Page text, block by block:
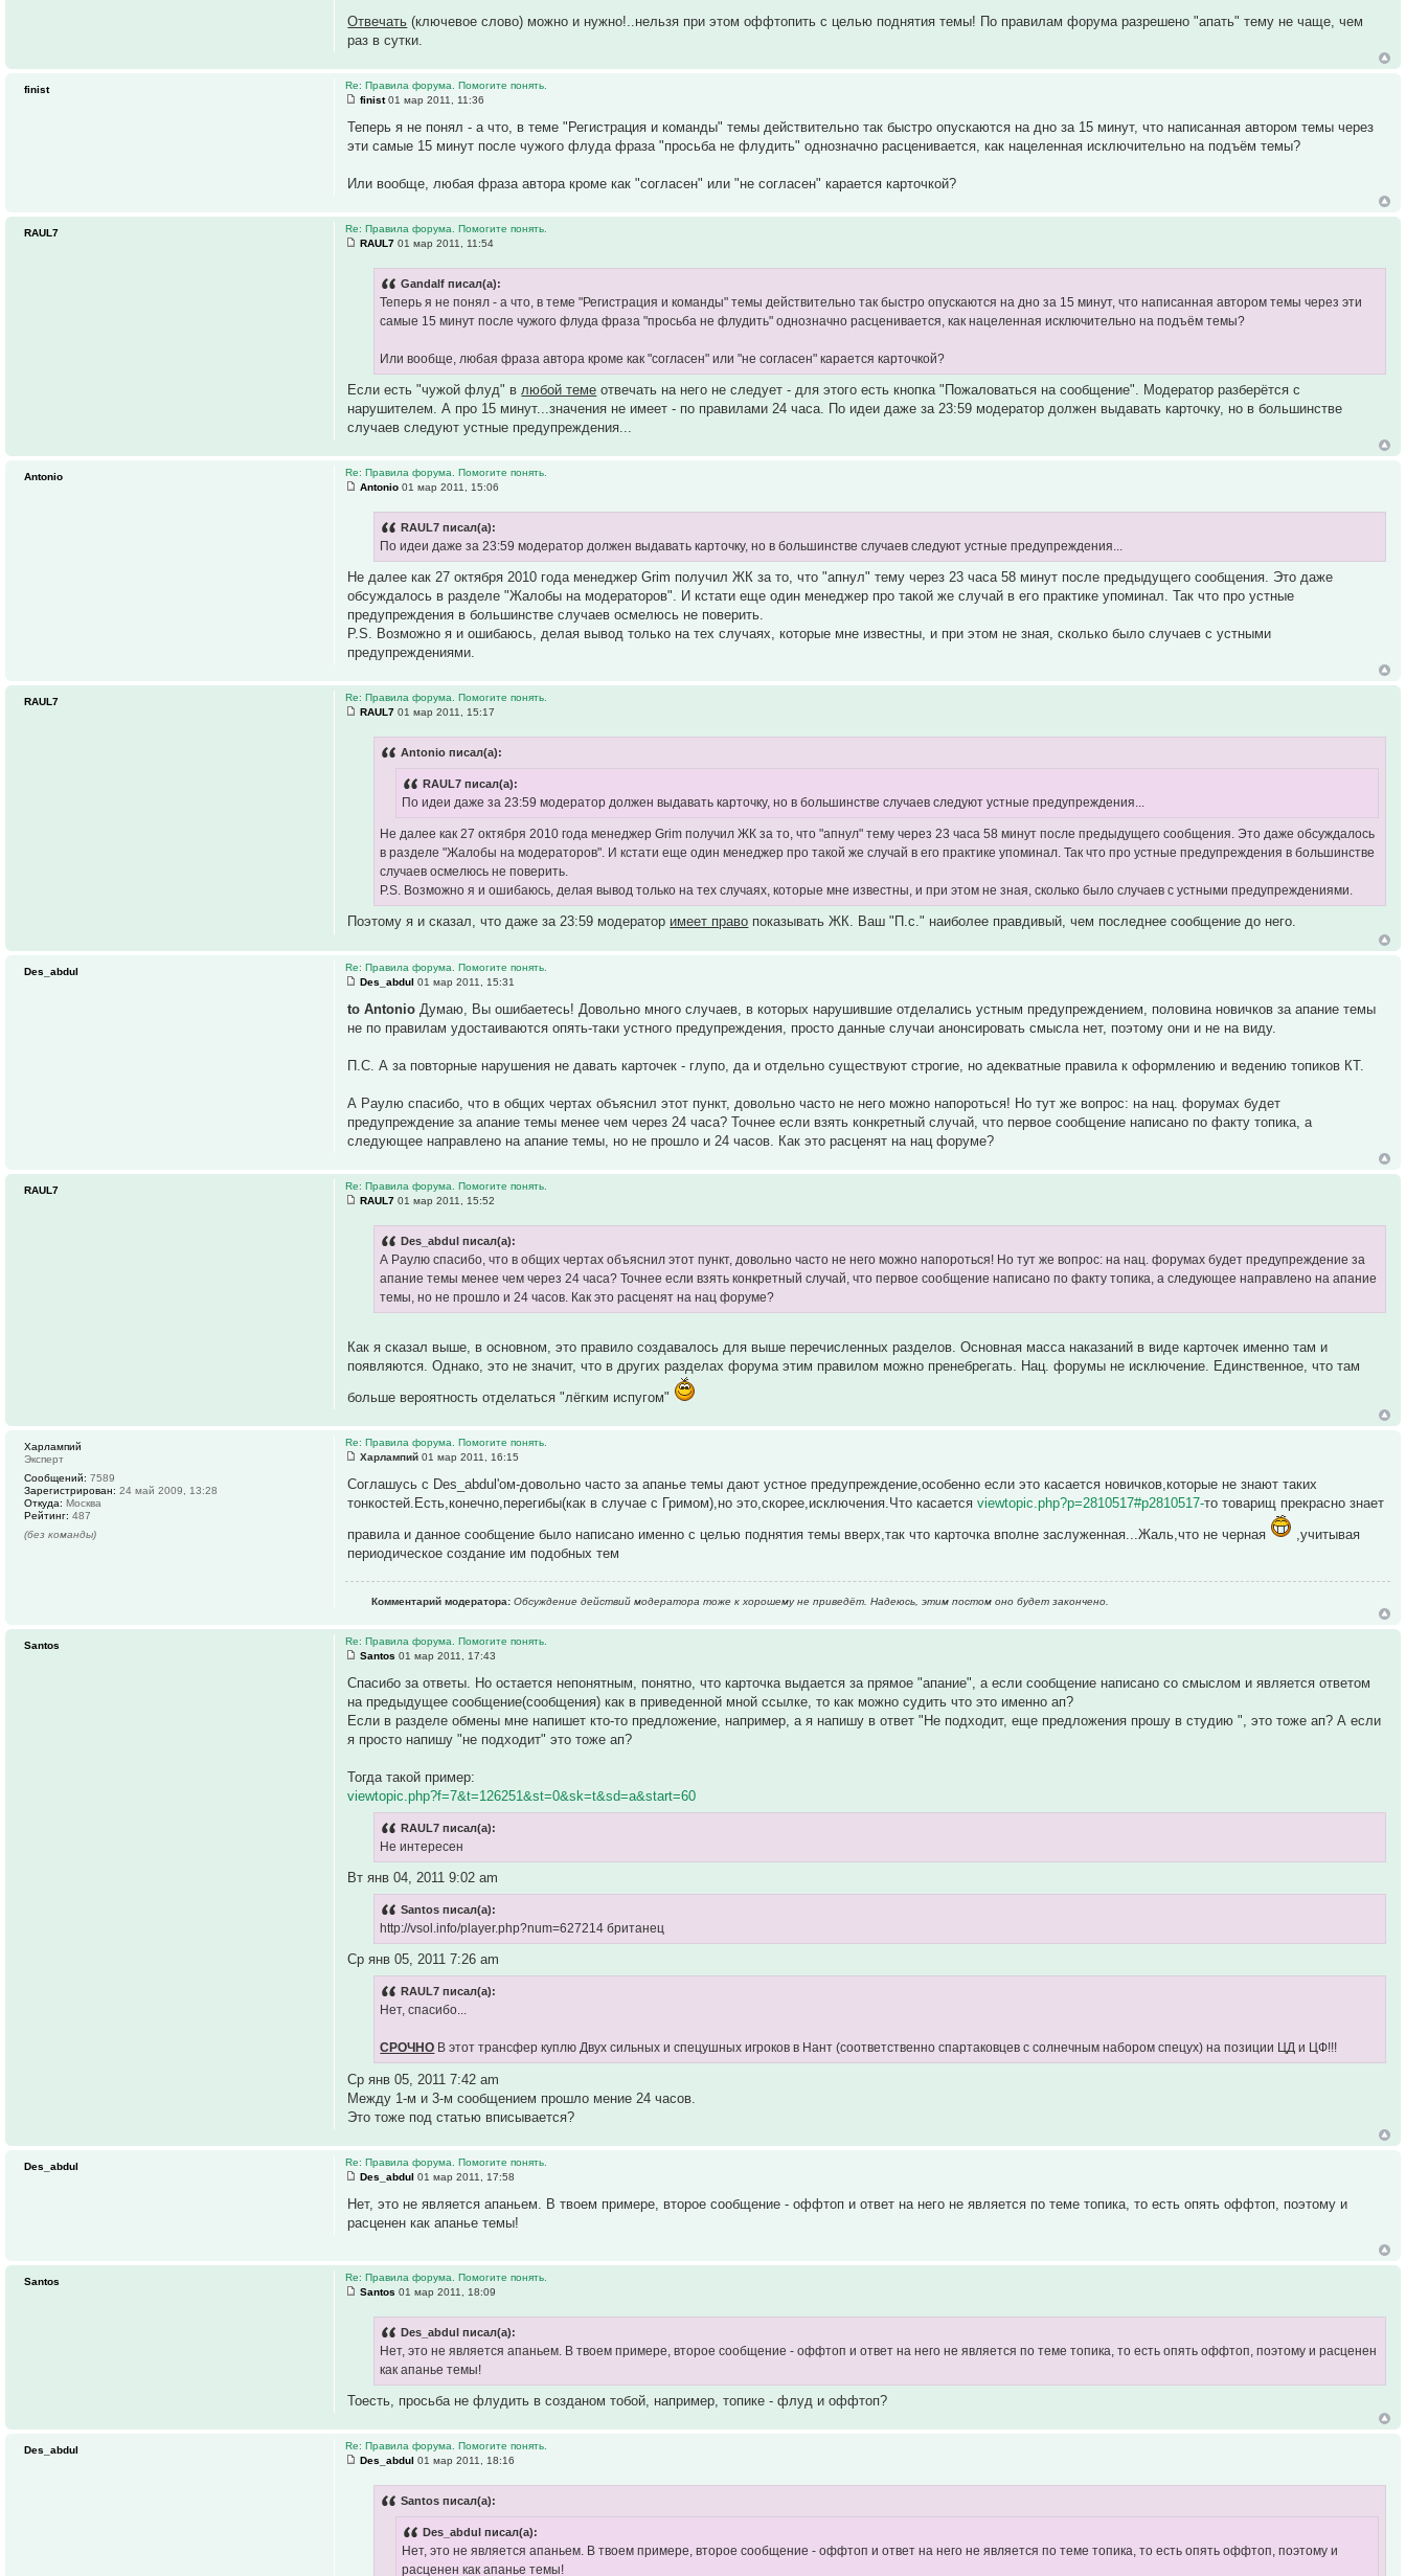
Отвечать (ключевое слово) можно и нужно!..нельзя при этом оффтопить с целью поднятия темы! По правилам форума разрешено "апать" тему не чаще, чем
раз в сутки.
Re: Правила форума. Помогите понять.
finist01 мар 2011, 11:36
Теперь я не понял - а что, в теме "Регистрация и команды" темы действительно так быстро опускаются на дно за 15 минут, что написанная автором темы через
эти самые 15 минут после чужого флуда фраза "просьба не флудить" однозначно расценивается, как нацеленная исключительно на подъём темы?
Или вообще, любая фраза автора кроме как "согласен" или "не согласен" карается карточкой?
finist
Re: Правила форума. Помогите понять.
RAUL7 01 мар 2011, 11:54
Gandalf писал(а):
Теперь я не понял - а что, в теме "Регистрация и команды" темы действительно так быстро опускаются на дно за 15 минут, что написанная автором темы через эти
самые 15 минут после чужого флуда фраза "просьба не флудить" однозначно расценивается, как нацеленная исключительно на подъём темы?
Или вообще, любая фраза автора кроме как "согласен" или "не согласен" карается карточкой?
Если есть "чужой флуд" в любой теме отвечать на него не следует - для этого есть кнопка "Пожаловаться на сообщение". Модератор разберётся с
нарушителем. А про 15 минут...значения не имеет - по правилами 24 часа. По идеи даже за 23:59 модератор должен выдавать карточку, но в большинстве
случаев следуют устные предупреждения...
RAUL7
Re: Правила форума. Помогите понять.
Antonio 01 мар 2011, 15:06
RAUL7 писал(а):
По идеи даже за 23:59 модератор должен выдавать карточку, но в большинстве случаев следуют устные предупреждения...
Не далее как 27 октября 2010 года менеджер Grim получил ЖК за то, что "апнул" тему через 23 часа 58 минут после предыдущего сообщения. Это даже
обсуждалось в разделе "Жалобы на модераторов". И кстати еще один менеджер про такой же случай в его практике упоминал. Так что про устные
предупреждения в большинстве случаев осмелюсь не поверить.
P.S. Возможно я и ошибаюсь, делая вывод только на тех случаях, которые мне известны, и при этом не зная, сколько было случаев с устными
предупреждениями.
Antonio
Re: Правила форума. Помогите понять.
RAUL7 01 мар 2011, 15:17
Antonio писал(а):
RAUL7 писал(а):
По идеи даже за 23:59 модератор должен выдавать карточку, но в большинстве случаев следуют устные предупреждения...
Не далее как 27 октября 2010 года менеджер Grim получил ЖК за то, что "апнул" тему через 23 часа 58 минут после предыдущего сообщения. Это даже обсуждалось
в разделе "Жалобы на модераторов". И кстати еще один менеджер про такой же случай в его практике упоминал. Так что про устные предупреждения в большинстве
случаев осмелюсь не поверить.
P.S. Возможно я и ошибаюсь, делая вывод только на тех случаях, которые мне известны, и при этом не зная, сколько было случаев с устными предупреждениями.
Поэтому я и сказал, что даже за 23:59 модератор имеет право показывать ЖК. Ваш "П.с." наиболее правдивый, чем последнее сообщение до него.
RAUL7
Re: Правила форума. Помогите понять.
Des_abdul 01 мар 2011, 15:31
to Antonio Думаю, Вы ошибаетесь! Довольно много случаев, в которых нарушившие отделались устным предупреждением, половина новичков за апание темы
не по правилам удостаиваются опять-таки устного предупреждения, просто данные случаи анонсировать смысла нет, поэтому они и не на виду.
П.С. А за повторные нарушения не давать карточек - глупо, да и отдельно существуют строгие, но адекватные правила к оформлению и ведению топиков КТ.
А Раулю спасибо, что в общих чертах объяснил этот пункт, довольно часто не него можно напороться! Но тут же вопрос: на нац. форумах будет
предупреждение за апание темы менее чем через 24 часа? Точнее если взять конкретный случай, что первое сообщение написано по факту топика, а
следующее направлено на апание темы, но не прошло и 24 часов. Как это расценят на нац форуме?
Des_abdul
Re: Правила форума. Помогите понять.
RAUL7 01 мар 2011, 15:52
Des_abdul писал(а):
А Раулю спасибо, что в общих чертах объяснил этот пункт, довольно часто не него можно напороться! Но тут же вопрос: на нац. форумах будет предупреждение за
апание темы менее чем через 24 часа? Точнее если взять конкретный случай, что первое сообщение написано по факту топика, а следующее направлено на апание
темы, но не прошло и 24 часов. Как это расценят на нац форуме?
Как я сказал выше, в основном, это правило создавалось для выше перечисленных разделов. Основная масса наказаний в виде карточек именно там и
появляются. Однако, это не значит, что в других разделах форума этим правилом можно пренебрегать. Нац. форумы не исключение. Единственное, что там
больше вероятность отделаться "лёгким испугом"
RAUL7
Re: Правила форума. Помогите понять.
Харлампий 01 мар 2011, 16:15
Соглашусь с Des_abdul'ом-довольно часто за апанье темы дают устное предупреждение,особенно если это касается новичков,которые не знают таких
тонкостей.Есть,конечно,перегибы(как в случае с Гримом),но это,скорее,исключения.Что касаетсяviewtopic.php?p=2810517#p2810517-то товарищ прекрасно знает
правила и данное сообщение было написано именно с целью поднятия темы вверх,так что карточка вполне заслуженная...Жаль,что не черная
,учитывая
периодическое создание им подобных тем
Комментарий модератора: Обсуждение действий модератора тоже к хорошему не приведёт. Надеюсь, этим постом оно будет закончено.
Харлампий
Эксперт
Сообщений: 7589
Зарегистрирован: 24 май 2009, 13:28
Откуда: Москва
Рейтинг: 487
(без команды)
Re: Правила форума. Помогите понять.
Santos 01 мар 2011, 17:43
Спасибо за ответы. Но остается непонятным, понятно, что карточка выдается за прямое "апание", а если сообщение написано со смыслом и является ответом
на предыдущее сообщение(сообщения) как в приведенной мной ссылке, то как можно судить что это именно ап?
Если в разделе обмены мне напишет кто-то предложение, например, а я напишу в ответ "Не подходит, еще предложения прошу в студию ", это тоже ап? А если
я просто напишу "не подходит" это тоже ап?
Тогда такой пример:
viewtopic.php?f=7&t=126251&st=0&sk=t&sd=a&start=60
RAUL7 писал(а):
Не интересен
Вт янв 04, 2011 9:02 am
Santos писал(а):
http://vsol.info/player.php?num=627214 британец
Ср янв 05, 2011 7:26 am
RAUL7 писал(а):
Нет, спасибо...
СРОЧНО В этот трансфер куплю Двух сильных и спецушных игроков в Нант (соответственно спартаковцев с солнечным набором спецух) на позиции ЦД и ЦФ!!!
Ср янв 05, 2011 7:42 am
Между 1-м и 3-м сообщением прошло мение 24 часов.
Это тоже под статью вписывается?
Santos
Re: Правила форума. Помогите понять.
Des_abdul 01 мар 2011, 17:58
Нет, это не является апаньем. В твоем примере, второе сообщение - оффтоп и ответ на него не является по теме топика, то есть опять оффтоп, поэтому и
расценен как апанье темы!
Des_abdul
Re: Правила форума. Помогите понять.
Santos 01 мар 2011, 18:09
Des_abdul писал(а):
Нет, это не является апаньем. В твоем примере, второе сообщение - оффтоп и ответ на него не является по теме топика, то есть опять оффтоп, поэтому и расценен
как апанье темы!
Тоесть, просьба не флудить в созданом тобой, например, топике - флуд и оффтоп?
Santos
Re: Правила форума. Помогите понять.
Des_abdul 01 мар 2011, 18:16
Santos писал(а):
Des_abdul писал(а):
Нет, это не является апаньем. В твоем примере, второе сообщение - оффтоп и ответ на него не является по теме топика, то есть опять оффтоп, поэтому и
расценен как апанье темы!
Des_abdul